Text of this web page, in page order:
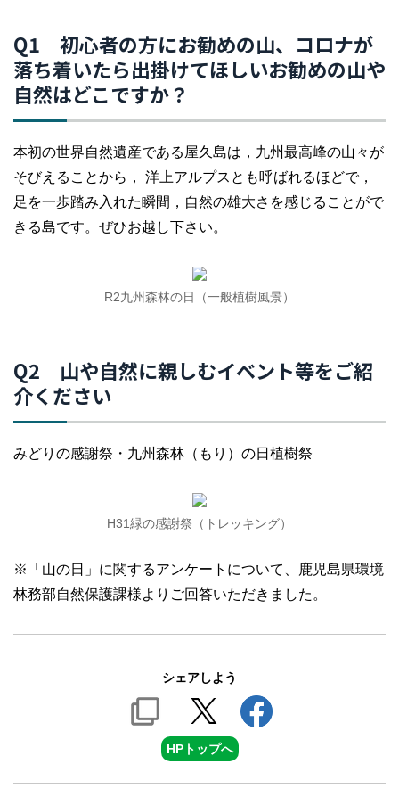
Q1 初心者の方にお勧めの山、コロナが
落ち着いたら出掛けてほしいお勧めの山や
自然はどこですか？
本初の世界自然遺産である屋久島は，九州最高峰の山々が
そびえることから， 洋上アルプスとも呼ばれるほどで，
足を一歩踏み入れた瞬間，自然の雄大さを感じることがで
きる島です。ぜひお越し下さい。
R2九州森林の日（一般植樹風景）
Q2 山や自然に親しむイベント等をご紹
介ください
みどりの感謝祭・九州森林（もり）の日植樹祭
H31緑の感謝祭（トレッキング）
※「山の日」に関するアンケートについて、鹿児島県環境
林務部自然保護課様よりご回答いただきました。
シェアしよう
HPトップへ